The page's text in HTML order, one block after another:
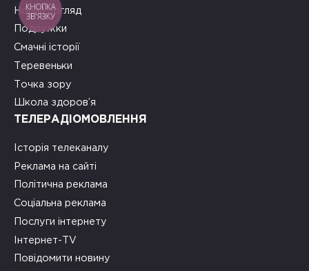
Новий погляд
Подружки
Смачні історії
Теревеньки
Точка зору
Школа здоров’я
ТЕЛЕРАДІОМОВЛЕННЯ
Історія телеканалу
Реклама на сайті
Політична реклама
Соціальна реклама
Послуги інтернету
Інтернет-TV
Повідомити новину
КНОПКА
ЗВ'ЯЗКУ